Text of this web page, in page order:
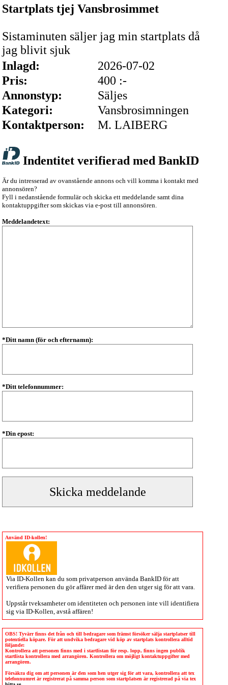
Startplats tjej Vansbrosimmet
Sistaminuten säljer jag min startplats då
jag blivit sjuk
Inlagd:
2026-07-02
Pris:
400 :-
Annonstyp:
Säljes
Kategori:
Vansbrosimningen
Kontaktperson:
M. LAIBERG
Indentitet verifierad med BankID
Är du intresserad av ovanstående annons och vill komma i kontakt med
annonsören?
Fyll i nedanstående formulär och skicka ett meddelande samt dina
kontaktuppgifter som skickas via e-post till annonsören.
Meddelandetext:
*Ditt namn (för och efternamn):
*Ditt telefonnummer:
*Din epost:
Använd ID-kollen!
Via ID-Kollen kan du som privatperson använda BankID för att
verifiera personen du gör affärer med är den den utger sig för att vara.
Uppstår tveksamheter om identiteten och personen inte vill identifiera
sig via ID-Kollen , avstå affären!
OBS! Tyvärr finns det från och till bedragare som främst försöker sälja startplatser till
potentiella köpare. För att undvika bedragare vid köp av startplats kontrollera alltid
följande:
Kontrollera att personen finns med i startlistan för resp. lopp, finns ingen publik
startlista kontrollera med arrangören. Kontrollera om möjligt kontaktuppgifter med
arrangören.
Försäkra dig om att personen är den som hen utger sig för att vara, kontrollera att tex
telefonnumret är registrerat på samma person som startplatsen är registrerad på via tex